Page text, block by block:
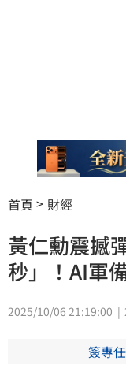
首頁 財經
黃仁勳震撼
秒」！AI軍
2025/10/06 21:19:00
簽專